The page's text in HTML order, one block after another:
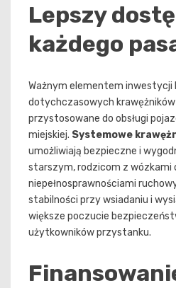
Lepszy
każdego
Ważnym elementem inwestycji
dotychczasowych krawężników
przystosowane do obsługi
miejskiej. Systemowe
umożliwiają bezpieczne i
starszym, rodzicom z wózkami
niepełnosprawnościami
stabilności przy wsiadaniu i
większe poczucie
użytkowników przystanku.